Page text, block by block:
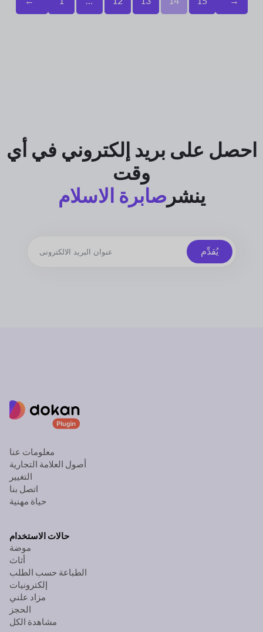
احصل على بريد إلكتروني في أي
وقت
صابرة الاسلامينشر
يُقدِّم
معلومات عنا
أصول العلامة التجارية
التغيير
اتصل بنا
حياة مهنية
حالات الاستخدام
موضة
أثاث
الطباعة حسب الطلب
إلكترونيات
مزاد علني
الحجز
مشاهدة الكل